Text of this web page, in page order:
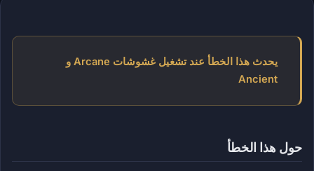
يحدث هذا الخطأ عند تشغيل غشوشات Arcane و
Ancient
حول هذا الخطأ